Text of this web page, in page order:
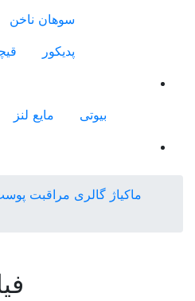
سوهان ناخن
پدیکور
بیوتی
مایع لنز
ماکیاژ گالری مراقبت